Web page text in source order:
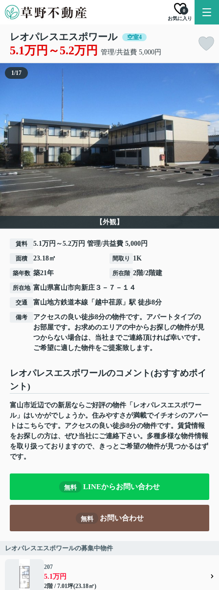
お気に入り
0
レオパレスエスポワール 空室4
5.1万円～5.2万円 管理/共益費 5,000円
【外観】
1/17
賃料 5.1万円～5.2万円 管理/共益費 5,000円
面積 23.18㎡ 間取り 1K
築年数 築21年 所在階 2階/2階建
所在地 富山県富山市向新庄 ３－７－１４
交通 富山地方鉄道本線 「 越中荏原 」駅 徒歩8分
備考
アクセスの良い徒歩8分の物件です。アパートタイプの
お部屋です。お求めのエリアの中からお探しの物件が見
つからない場合は、当社までご連絡頂ければ幸いです。
ご希望に適した物件をご提案致します。
レオパレスエスポワールのコメント(おすすめポイ
ント)
富山市近辺での新居ならご好評の物件「レオパレスエスポワー
ル」はいかがでしょうか。住みやすさが満載でイチオシのアパー
トはこちらです。アクセスの良い徒歩8分の物件です。賃貸情報
をお探しの方は、ぜひ当社にご連絡下さい。多種多様な物件情報
を取り扱っておりますので、きっとご希望の物件が見つかるはず
です。
無料 LINEからお問い合わせ
無料 お問い合わせ
レオパレスエスポワールの募集中物件
207
5.1万円
2階 / 7.01坪(23.18㎡)